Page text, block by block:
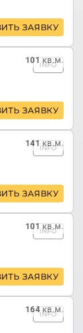
ЗАЯВКУ
101кв.м.
INFO
ЗАЯВКУ
141кв.м.
INFO
ЗАЯВКУ
101кв.м.
INFO
ЗАЯВКУ
164кв.м.
INFO